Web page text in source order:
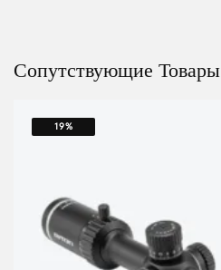
Сопутствующие Товары
19%